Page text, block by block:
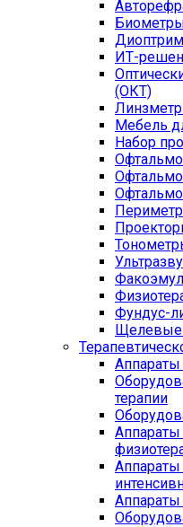
ИТ-
(ОКТ)
Мебель
Набор
Фундус-
Аппараты
терапии
Аппараты
Аппараты